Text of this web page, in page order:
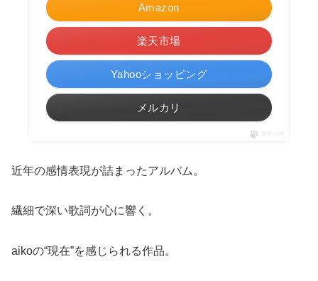
Amazon
楽天市場
Yahooショッピング
メルカリ
ポチップ
近年の感情表現が詰まったアルバム。
繊細で深い歌詞が心に響く。
aikoの“現在”を感じられる作品。